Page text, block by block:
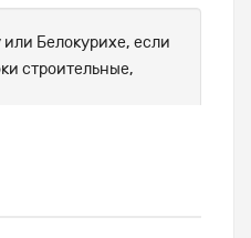
или Белокурихе, если
строительные,